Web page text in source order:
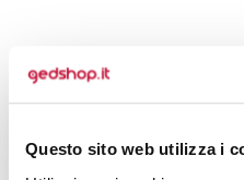
Questo sito web utilizza i